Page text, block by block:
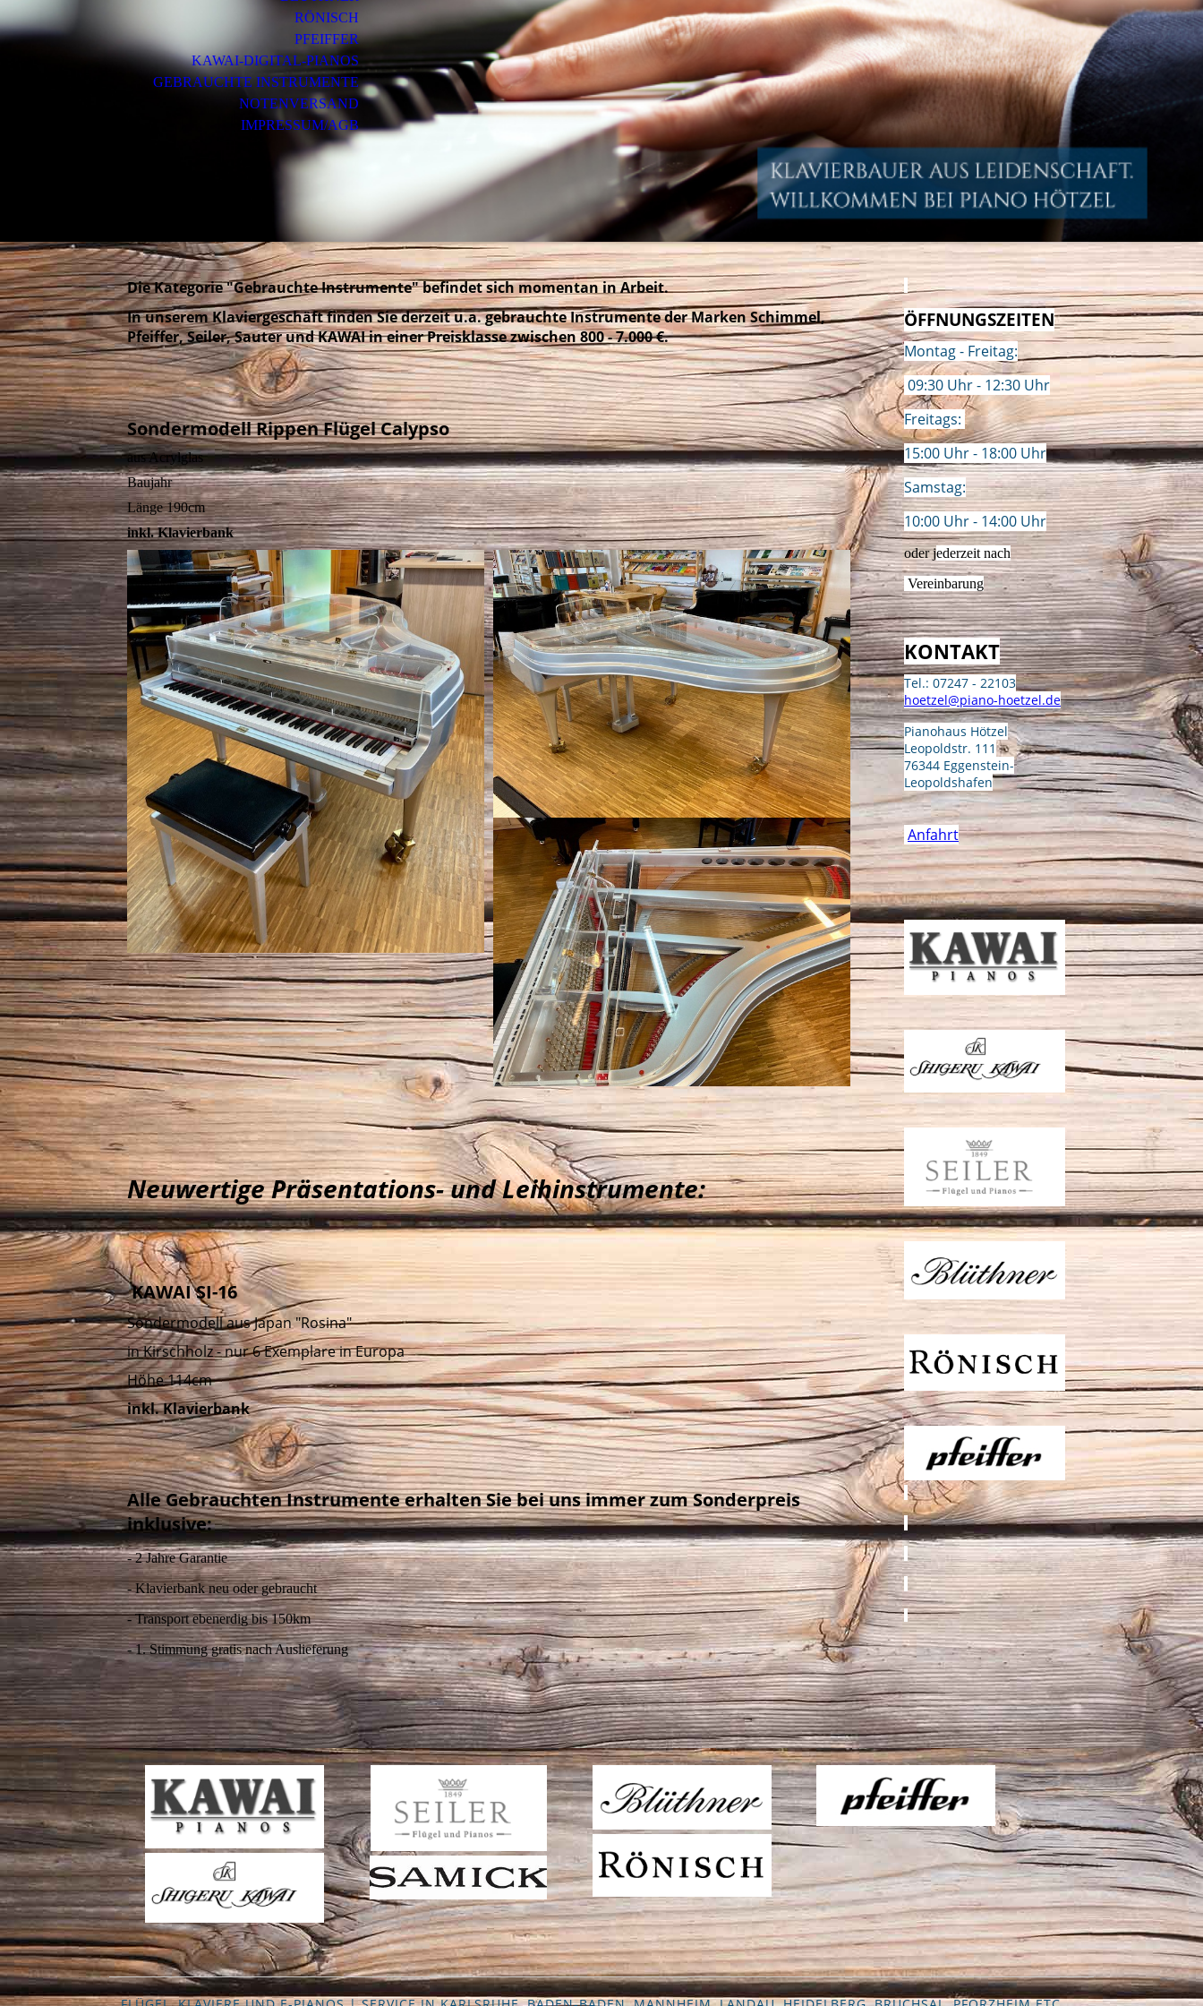
RÖNISCH
PFEIFFER
KAWAI-DIGITAL-PIANOS
GEBRAUCHTE INSTRUMENTE
NOTENVERSAND
IMPRESSUM/AGB
Die Kategorie "Gebrauchte Instrumente" befindet sich momentan in Arbeit.
In unserem Klaviergeschäft finden Sie derzeit u.a. gebrauchte Instrumente der Marken Schimmel,
Pfeiffer, Seiler, Sauter und KAWAI in einer Preisklasse zwischen 800 - 7.000 €.
Sondermodell Rippen Flügel Calypso
aus Acrylglas
Baujahr
Länge 190cm
inkl. Klavierbank
Neuwertige Präsentations- und Leihinstrumente:
KAWAI SI-16
Sondermodell aus Japan "Rosina"
in Kirschholz - nur 6 Exemplare in Europa
Höhe 114cm
inkl. Klavierbank
Alle Gebrauchten Instrumente erhalten Sie bei uns immer zum Sonderpreis
inklusive:
- 2 Jahre Garantie
- Klavierbank neu oder gebraucht
- Transport ebenerdig bis 150km
- 1. Stimmung gratis nach Auslieferung
ÖFFNUNGSZEITEN
Montag - Freitag:
09:30 Uhr - 12:30 Uhr
Freitags:
15:00 Uhr - 18:00 Uhr
Samstag:
10:00 Uhr - 14:00 Uhr
oder jederzeit nach
Vereinbarung
KONTAKT
Tel.: 07247 - 22103
hoetzel@piano-hoetzel.de
Pianohaus Hötzel
Leopoldstr. 111
76344 Eggenstein-
Leopoldshafen
Anfahrt